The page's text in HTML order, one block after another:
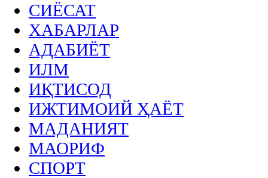
СИЁСАТ
ХАБАРЛАР
АДАБИЁТ
ИЛМ
ИҚТИСОД
ИЖТИМОИЙ ҲАЁТ
МАДАНИЯТ
МАОРИФ
СПОРТ